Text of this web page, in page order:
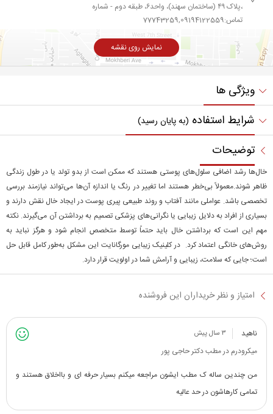
،پلاک ۴۹ (ساختمان سهند)، واحد۶، طبقه دوم - شماره
تماس:77743259,09194122559
نمایش روی نقشه
ویژگی ها
شرایط استفاده (به پایان رسید)
توضیحات
خال‌ها رشد اضافی سلول‌های پوستی هستند که ممکن است از بدو تولد یا در طول زندگی
ظاهر شوند.معمولاً بی‌خطر هستند اما تغییر در رنگ یا اندازه آن‌ها می‌تواند نیازمند بررسی
تخصصی باشد. عواملی مانند آفتاب و روند طبیعی پیری پوست در ایجاد خال نقش دارند و
بسیاری از افراد به دلایل زیبایی یا نگرانی‌های پزشکی تصمیم به برداشتن آن می‌گیرند. نکته
مهم این است که برداشتن خال باید حتماً توسط متخصص انجام شود و هرگز نباید به
روش‌های خانگی اعتماد کرد. در کلینیک زیبایی مورگانایت این مشکل به‌طور کامل قابل حل
است؛ جایی که سلامت، زیبایی و آرامش شما در اولویت قرار دارد.
امتیاز و نظر خریداران این فروشنده
ناهید ۳ سال پیش
میکرودرم در مطب دکتر حاجی پور
من چندین ساله ک مطب ایشون مراجعه میکنم بسیار حرفه ای و بااخلاق هستند و
تمامی کارهاشون در حد عالیه